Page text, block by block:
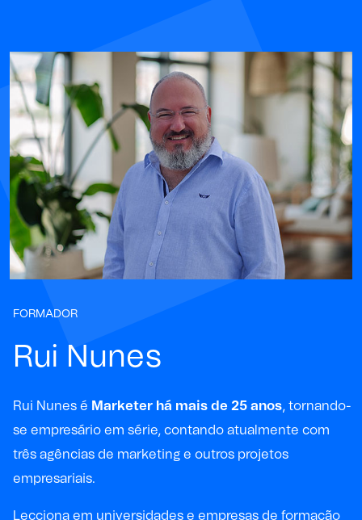
FORMADOR
Rui Nunes
Rui Nunes é Marketer há mais de 25 anos, tornando-
se empresário em série, contando atualmente com
três agências de marketing e outros projetos
empresariais.
Lecciona em universidades e empresas de formação